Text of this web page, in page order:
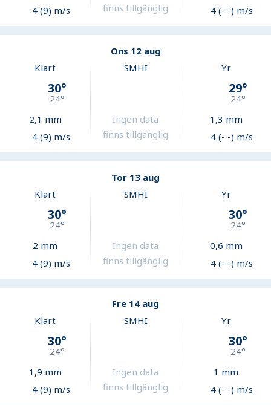
4 (9) m/s
finns tillgänglig
4 (- -) m/s
Ons 12 aug
Klart
30°
24°
2,1 mm
4 (9) m/s
SMHI
Ingen data
finns tillgänglig
Yr
29°
24°
1,3 mm
4 (- -) m/s
Tor 13 aug
Klart
30°
24°
2 mm
4 (9) m/s
SMHI
Ingen data
finns tillgänglig
Yr
30°
24°
0,6 mm
4 (- -) m/s
Fre 14 aug
Klart
30°
24°
1,9 mm
4 (9) m/s
SMHI
Ingen data
finns tillgänglig
Yr
30°
24°
1 mm
4 (- -) m/s